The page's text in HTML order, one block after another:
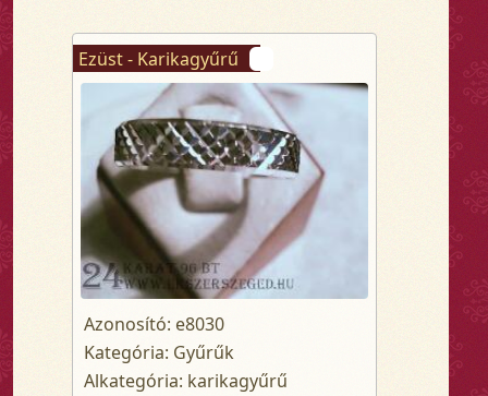
Ezüst - Karikagyűrű
Azonosító: e8030
Kategória: Gyűrűk
Alkategória: karikagyűrű